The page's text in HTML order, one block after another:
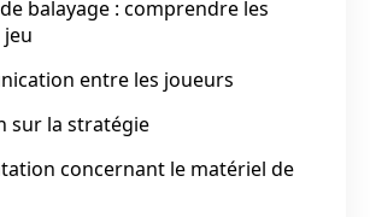
balayage : comprendre les
entre les joueurs
sur la stratégie
concernant le matériel de